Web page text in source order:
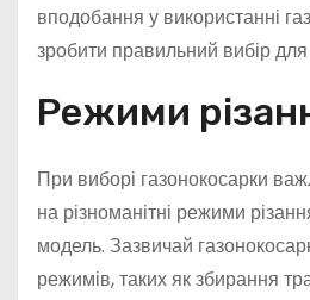
вподобання у використанні
зробити правильний вибір для
Режими
При виборі газонокосарки
на різноманітні режими
модель. Зазвичай
режимів, таких як збирання